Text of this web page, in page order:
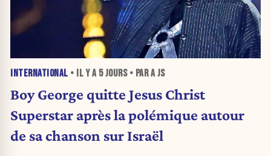
INTERNATIONAL • IL Y A 5 JOURS• PAR A JS
Boy George quitte Jesus Christ
Superstar après la polémique autour
de sa chanson sur Israël